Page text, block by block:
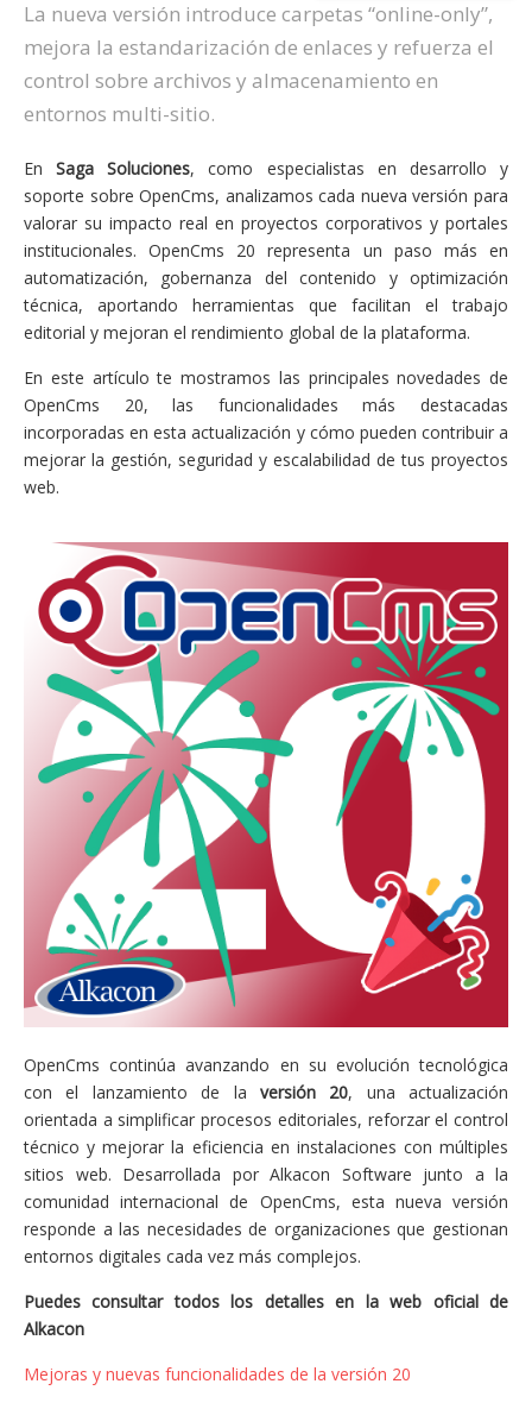
La nueva versión introduce carpetas “online-only”,
mejora la estandarización de enlaces y refuerza el
control sobre archivos y almacenamiento en
entornos multi-sitio.
EnSaga Soluciones, como especialistas en desarrollo y
soporte sobre OpenCms, analizamos cada nueva versión para
valorar su impacto real en proyectos corporativos y portales
institucionales. OpenCms 20 representa un paso más en
automatización, gobernanza del contenido y optimización
técnica, aportando herramientas que facilitan el trabajo
editorial y mejoran el rendimiento global de la plataforma.
En este artículo te mostramos las principales novedades de
OpenCms 20, las funcionalidades más destacadas
incorporadas en esta actualización y cómo pueden contribuir a
mejorar la gestión, seguridad y escalabilidad de tus proyectos
web.
OpenCms continúa avanzando en su evolución tecnológica
con el lanzamiento de la versión 20, una actualización
orientada a simplificar procesos editoriales, reforzar el control
técnico y mejorar la eficiencia en instalaciones con múltiples
sitios web. Desarrollada por Alkacon Software junto a la
comunidad internacional de OpenCms, esta nueva versión
responde a las necesidades de organizaciones que gestionan
entornos digitales cada vez más complejos.
Puedes consultar todos los detalles en la web oficial de
Alkacon
Mejoras y nuevas funcionalidades de la versión 20